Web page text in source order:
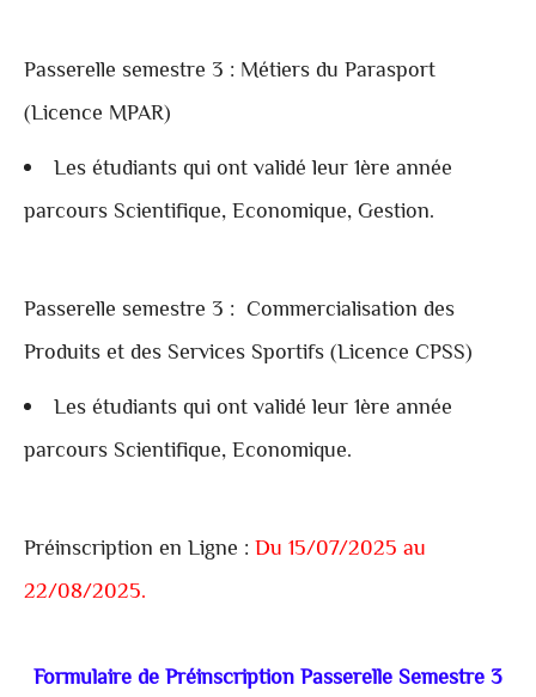
Passerelle semestre 3 : Métiers du Parasport
(Licence MPAR)
Les étudiants qui ont validé leur 1ère année
parcours Scientifique, Economique, Gestion.
Passerelle semestre 3 : Commercialisation des
Produits et des Services Sportifs (Licence CPSS)
Les étudiants qui ont validé leur 1ère année
parcours Scientifique, Economique.
Préinscription en Ligne : Du 15/07/2025 au
22/08/2025.
Formulaire de Préinscription Passerelle Semestre 3